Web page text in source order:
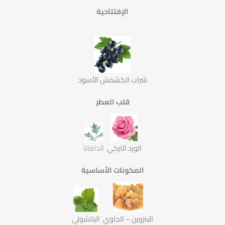
الإفتتاحية
شراب الكشمش الأسود
قلب العطر
الورد التركي الدافانا
المكونات الأساسية
البنزوين – الجاوي الباتشولي